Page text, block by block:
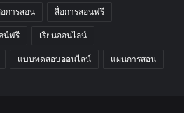
การสอน สื่อการสอนฟรี
น์ฟรี เรียนออนไลน์
แบบทดสอบออนไลน์ แผนการสอน